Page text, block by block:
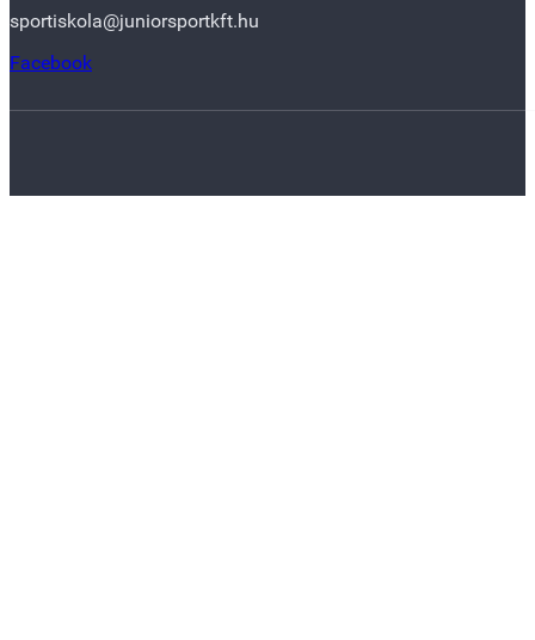
sportiskola@juniorsportkft.hu
Facebook